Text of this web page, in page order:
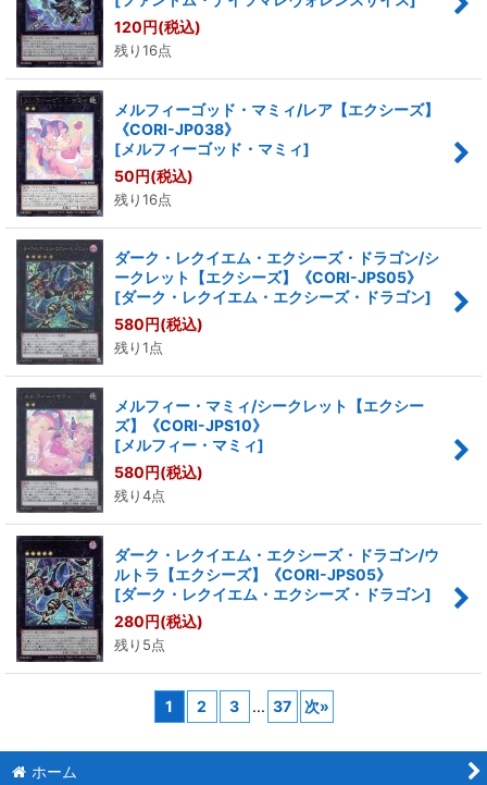
120円(税込)
残り16点
メルフィーゴッド・マミィ/レア【エクシーズ】
《CORI-JP038》
[メルフィーゴッド・マミィ]
50円(税込)
残り16点
ダーク・レクイエム・エクシーズ・ドラゴン/シ
ークレット【エクシーズ】《CORI-JPS05》
[ダーク・レクイエム・エクシーズ・ドラゴン]
580 円(税込)
残り1点
メルフィー・マミィ/シークレット【エクシー
ズ】《CORI-JPS10》
[メルフィー・マミィ]
580 円(税込)
残り4点
ダーク・レクイエム・エクシーズ・ドラゴン/ウ
ルトラ【エクシーズ】《CORI-JPS05》
[ダーク・レクイエム・エクシーズ・ドラゴン]
280円(税込)
残り5点
1 2 3 ... 37 次»
ホーム